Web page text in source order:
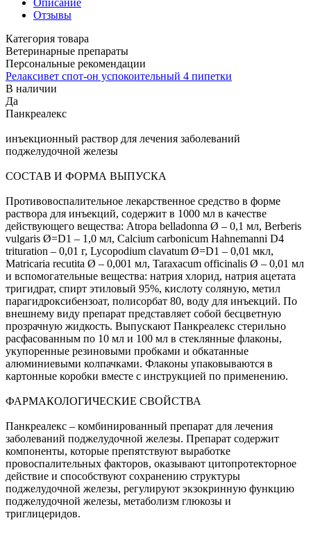
Отзывы
Категория товара
Ветеринарные препараты
Персональные рекомендации
Релаксивет спот-он успокоительный 4 пипетки
В наличии
Да
Панкреалекс
инъекционный раствор для лечения заболеваний
поджелудочной железы
СОСТАВ И ФОРМА ВЫПУСКА
Противовоспалительное лекарственное средство в форме
раствора для инъекций, содержит в 1000 мл в качестве
действующего вещества: Atropa belladonna Ø – 0,1 мл, Berberis
vulgaris Ø=D1 – 1,0 мл, Calcium carbonicum Hahnemanni D4
trituration – 0,01 г, Lycopodium clavatum Ø=D1 – 0,01 мкл,
Matricaria recutita Ø – 0,001 мл, Taraxacum officinalis Ø – 0,01 мл
и вспомогательные вещества: натрия хлорид, натрия ацетата
тригидрат, спирт этиловый 95%, кислоту соляную, метил
парагидроксибензоат, полисорбат 80, воду для инъекций. По
внешнему виду препарат представляет собой бесцветную
прозрачную жидкость. Выпускают Панкреалекс стерильно
расфасованным по 10 мл и 100 мл в стеклянные флаконы,
укупоренные резиновыми пробками и обкатанные
алюминиевыми колпачками. Флаконы упаковываются в
картонные коробки вместе с инструкцией по применению.
ФАРМАКОЛОГИЧЕСКИЕ СВОЙСТВА
Панкреалекс – комбинированный препарат для лечения
заболеваний поджелудочной железы. Препарат содержит
компоненты, которые препятствуют выработке
провоспалительных факторов, оказывают цитопротекторное
действие и способствуют сохранению структуры
поджелудочной железы, регулируют экзокринную функцию
поджелудочной железы, метаболизм глюкозы и
триглицеридов.